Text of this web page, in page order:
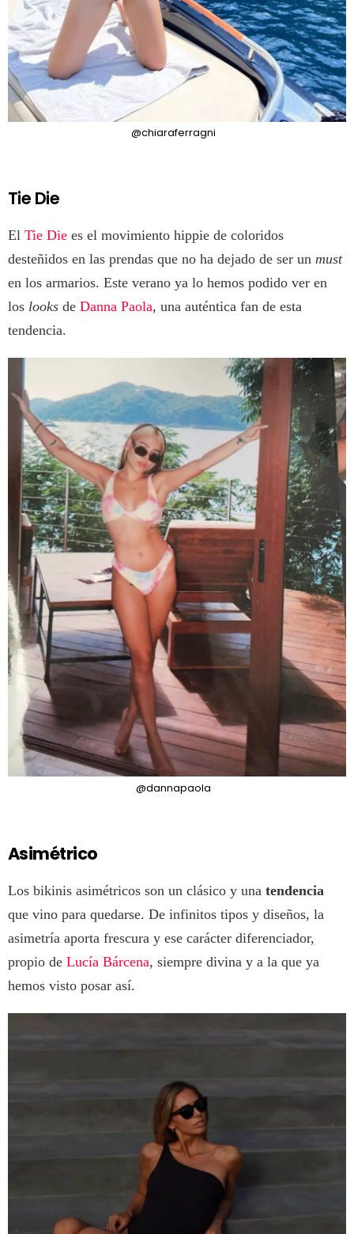
@chiaraferragni
Tie Die
El Tie Die es el movimiento hippie de coloridos
desteñidos en las prendas que no ha dejado de ser un must
en los armarios. Este verano ya lo hemos podido ver en
los looks de Danna Paola, una auténtica fan de esta
tendencia.
@dannapaola
Asimétrico
Los bikinis asimétricos son un clásico y una tendencia
que vino para quedarse. De infinitos tipos y diseños, la
asimetría aporta frescura y ese carácter diferenciador,
propio de Lucía Bárcena, siempre divina y a la que ya
hemos visto posar así.